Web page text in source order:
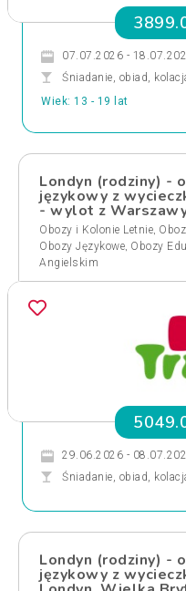
07.07.2026 -
Śniadanie, obiad,
Wiek: 13 - 19 lat
Londyn (rodziny) -
językowy z
- wylot z
Obozy i Kolonie Letnie,
Obozy Językowe, Obozy
Angielskim
29.06.2026 -
Śniadanie, obiad,
Londyn (rodziny) -
językowy z